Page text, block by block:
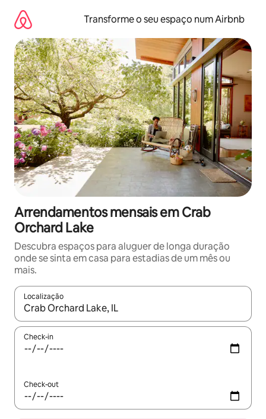
para
conteúdo
Transforme o seu espaço num Airbnb
Arrendamentos mensais em Crab
Orchard Lake
Descubra espaços para aluguer de longa duração
onde se sinta em casa para estadias de um mês ou
mais.
Localização
Quando os resultados estiverem disponíveis, navegue com
Check-in
Check-out